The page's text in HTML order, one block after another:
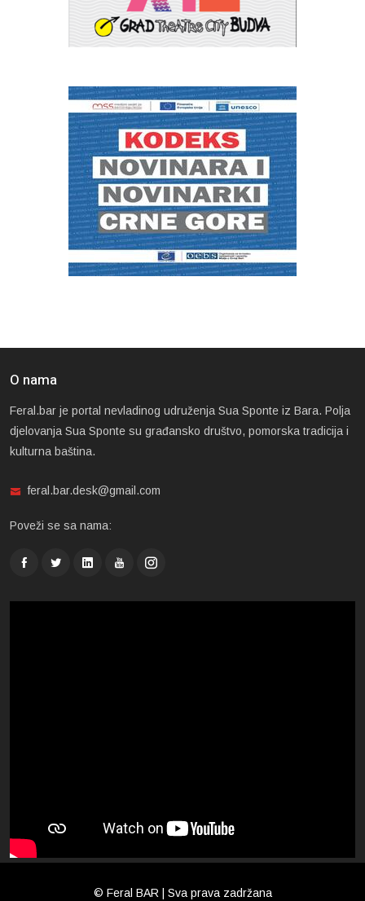
O nama
Feral.bar je portal nevladinog udruženja Sua Sponte iz Bara. Polja
djelovanja Sua Sponte su građansko društvo, pomorska tradicija i
kulturna baština.
feral.bar.desk@gmail.com
Poveži se sa nama:
© Feral BAR | Sva prava zadržana